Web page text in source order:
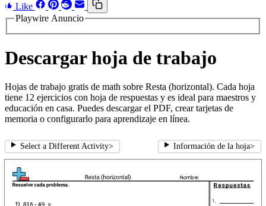
Like
Playwire Anuncio
Descargar hoja de trabajo
Hojas de trabajo gratis de math sobre Resta (horizontal). Cada hoja
tiene 12 ejercicios con hoja de respuestas y es ideal para maestros y
educación en casa. Puedes descargar el PDF, crear tarjetas de
memoria o configurarlo para aprendizaje en línea.
Select a Different Activity> Información de la hoja>